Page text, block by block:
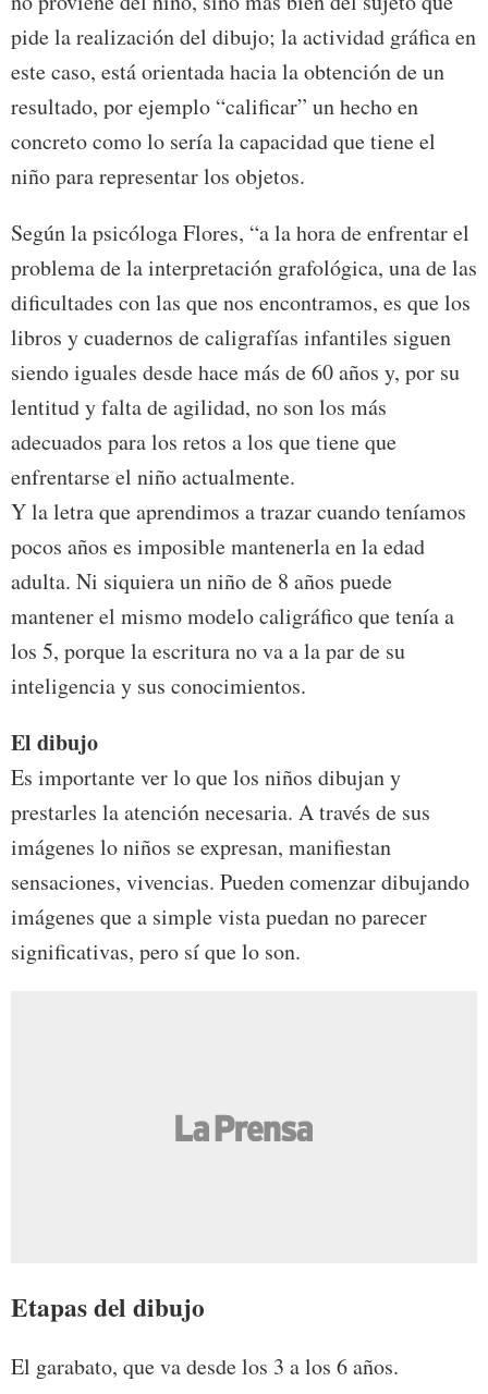
pide la realización del dibujo; la actividad gráfica en
este caso, está orientada hacia la obtención de un
resultado, por ejemplo “calificar” un hecho en
concreto como lo sería la capacidad que tiene el
niño para representar los objetos.
Según la psicóloga Flores, “a la hora de enfrentar el
problema de la interpretación grafológica, una de las
dificultades con las que nos encontramos, es que los
libros y cuadernos de caligrafías infantiles siguen
siendo iguales desde hace más de 60 años y, por su
lentitud y falta de agilidad, no son los más
adecuados para los retos a los que tiene que
enfrentarse el niño actualmente.
Y la letra que aprendimos a trazar cuando teníamos
pocos años es imposible mantenerla en la edad
adulta. Ni siquiera un niño de 8 años puede
mantener el mismo modelo caligráfico que tenía a
los 5, porque la escritura no va a la par de su
inteligencia y sus conocimientos.
El dibujo
Es importante ver lo que los niños dibujan y
prestarles la atención necesaria. A través de sus
imágenes lo niños se expresan, manifiestan
sensaciones, vivencias. Pueden comenzar dibujando
imágenes que a simple vista puedan no parecer
significativas, pero sí que lo son.
Etapas del dibujo
El garabato, que va desde los 3 a los 6 años.